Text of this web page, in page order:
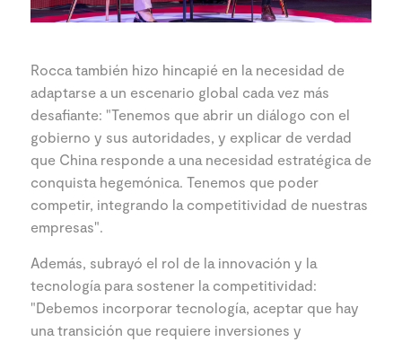
Rocca también hizo hincapié en la necesidad de
adaptarse a un escenario global cada vez más
desafiante: "Tenemos que abrir un diálogo con el
gobierno y sus autoridades, y explicar de verdad
que China responde a una necesidad estratégica de
conquista hegemónica. Tenemos que poder
competir, integrando la competitividad de nuestras
empresas".
Además, subrayó el rol de la innovación y la
tecnología para sostener la competitividad:
"Debemos incorporar tecnología, aceptar que hay
una transición que requiere inversiones y